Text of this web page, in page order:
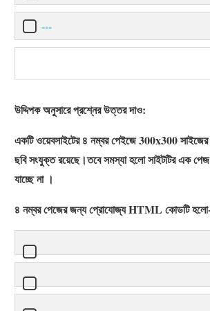
---
উদ্দিপক অনুসারে প্রশ্নের উত্তর দাও:
একটি ওয়েবসাইটের ৪ নম্বর পেইজে 300x300
ছবি সংযুক্ত রয়েছে।তবে সমস্যা হলো সাইটটির এক
যাচ্ছে না ।
৪ নম্বর পেজের জন্য প্রোযোজ্য HTML কোডটি